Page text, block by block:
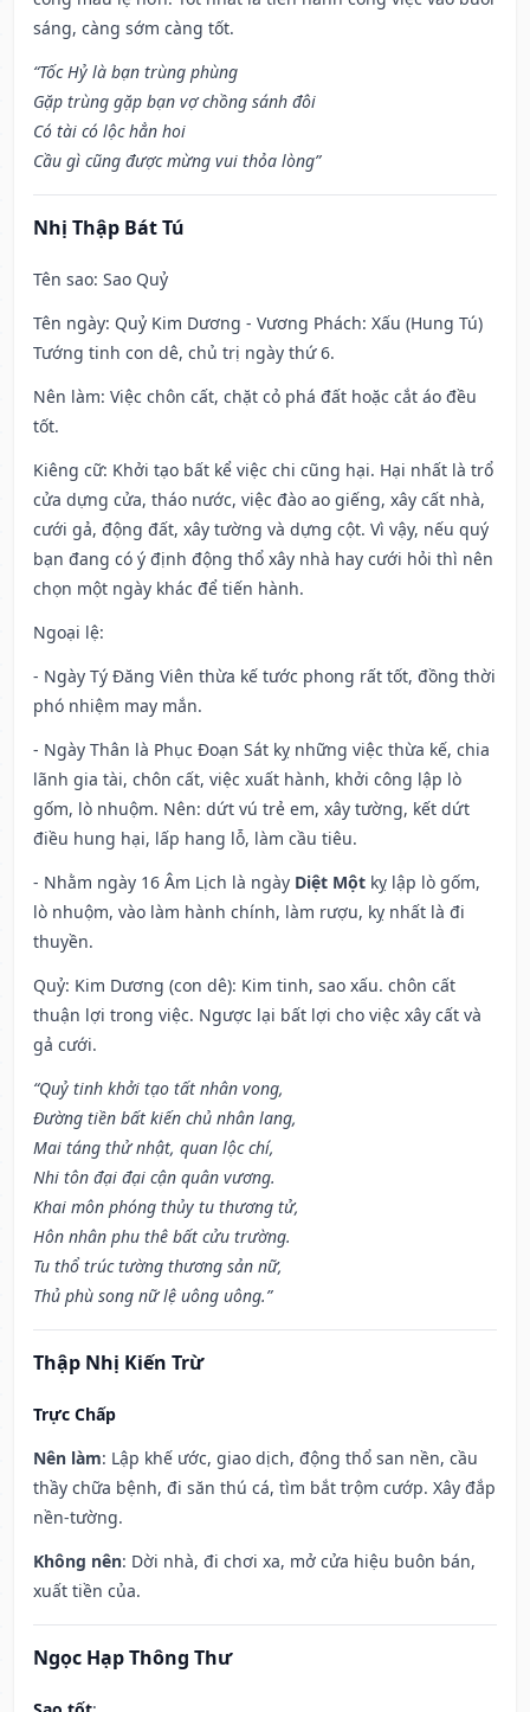
sáng, càng sớm càng tốt.
“Tốc Hỷ là bạn trùng phùng
Gặp trùng gặp bạn vợ chồng sánh đôi
Có tài có lộc hẳn hoi
Cầu gì cũng được mừng vui thỏa lòng”
Nhị Thập Bát Tú
Tên sao: Sao Quỷ
Tên ngày: Quỷ Kim Dương - Vương Phách: Xấu (Hung Tú)
Tướng tinh con dê, chủ trị ngày thứ 6.
Nên làm: Việc chôn cất, chặt cỏ phá đất hoặc cắt áo đều
tốt.
Kiêng cữ: Khởi tạo bất kể việc chi cũng hại. Hại nhất là trổ
cửa dựng cửa, tháo nước, việc đào ao giếng, xây cất nhà,
cưới gả, động đất, xây tường và dựng cột. Vì vậy, nếu quý
bạn đang có ý định động thổ xây nhà hay cưới hỏi thì nên
chọn một ngày khác để tiến hành.
Ngoại lệ:
- Ngày Tý Đăng Viên thừa kế tước phong rất tốt, đồng thời
phó nhiệm may mắn.
- Ngày Thân là Phục Đoạn Sát kỵ những việc thừa kế, chia
lãnh gia tài, chôn cất, việc xuất hành, khởi công lập lò
gốm, lò nhuộm. Nên: dứt vú trẻ em, xây tường, kết dứt
điều hung hại, lấp hang lỗ, làm cầu tiêu.
- Nhằm ngày 16 Âm Lịch là ngày Diệt Một kỵ lập lò gốm,
lò nhuộm, vào làm hành chính, làm rượu, kỵ nhất là đi
thuyền.
Quỷ: Kim Dương (con dê): Kim tinh, sao xấu. chôn cất
thuận lợi trong việc. Ngược lại bất lợi cho việc xây cất và
gả cưới.
“Quỷ tinh khởi tạo tất nhân vong,
Đường tiền bất kiến chủ nhân lang,
Mai táng thử nhật, quan lộc chí,
Nhi tôn đại đại cận quân vương.
Khai môn phóng thủy tu thương tử,
Hôn nhân phu thê bất cửu trường.
Tu thổ trúc tường thương sản nữ,
Thủ phù song nữ lệ uông uông.”
Thập Nhị Kiến Trừ
Trực Chấp
Nên làm: Lập khế ước, giao dịch, động thổ san nền, cầu
thầy chữa bệnh, đi săn thú cá, tìm bắt trộm cướp. Xây đắp
nền-tường.
Không nên: Dời nhà, đi chơi xa, mở cửa hiệu buôn bán,
xuất tiền của.
Ngọc Hạp Thông Thư